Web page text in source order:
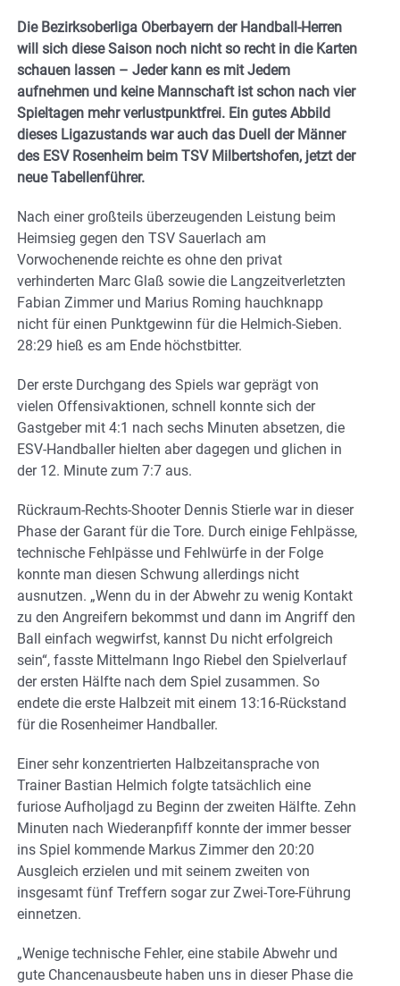
Die Bezirksoberliga Oberbayern der Handball-Herren
will sich diese Saison noch nicht so recht in die Karten
schauen lassen – Jeder kann es mit Jedem
aufnehmen und keine Mannschaft ist schon nach vier
Spieltagen mehr verlustpunktfrei. Ein gutes Abbild
dieses Ligazustands war auch das Duell der Männer
des ESV Rosenheim beim TSV Milbertshofen, jetzt der
neue Tabellenführer.
Nach einer großteils überzeugenden Leistung beim
Heimsieg gegen den TSV Sauerlach am
Vorwochenende reichte es ohne den privat
verhinderten Marc Glaß sowie die Langzeitverletzten
Fabian Zimmer und Marius Roming hauchknapp
nicht für einen Punktgewinn für die Helmich-Sieben.
28:29 hieß es am Ende höchstbitter.
Der erste Durchgang des Spiels war geprägt von
vielen Offensivaktionen, schnell konnte sich der
Gastgeber mit 4:1 nach sechs Minuten absetzen, die
ESV-Handballer hielten aber dagegen und glichen in
der 12. Minute zum 7:7 aus.
Rückraum-Rechts-Shooter Dennis Stierle war in dieser
Phase der Garant für die Tore. Durch einige Fehlpässe,
technische Fehlpässe und Fehlwürfe in der Folge
konnte man diesen Schwung allerdings nicht
ausnutzen. „Wenn du in der Abwehr zu wenig Kontakt
zu den Angreifern bekommst und dann im Angriff den
Ball einfach wegwirfst, kannst Du nicht erfolgreich
sein“, fasste Mittelmann Ingo Riebel den Spielverlauf
der ersten Hälfte nach dem Spiel zusammen. So
endete die erste Halbzeit mit einem 13:16-Rückstand
für die Rosenheimer Handballer.
Einer sehr konzentrierten Halbzeitansprache von
Trainer Bastian Helmich folgte tatsächlich eine
furiose Aufholjagd zu Beginn der zweiten Hälfte. Zehn
Minuten nach Wiederanpfiff konnte der immer besser
ins Spiel kommende Markus Zimmer den 20:20
Ausgleich erzielen und mit seinem zweiten von
insgesamt fünf Treffern sogar zur Zwei-Tore-Führung
einnetzen.
„Wenige technische Fehler, eine stabile Abwehr und
gute Chancenausbeute haben uns in dieser Phase die